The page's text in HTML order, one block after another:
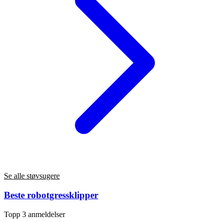
Se alle støvsugere
Beste robotgressklipper
Topp 3 anmeldelser